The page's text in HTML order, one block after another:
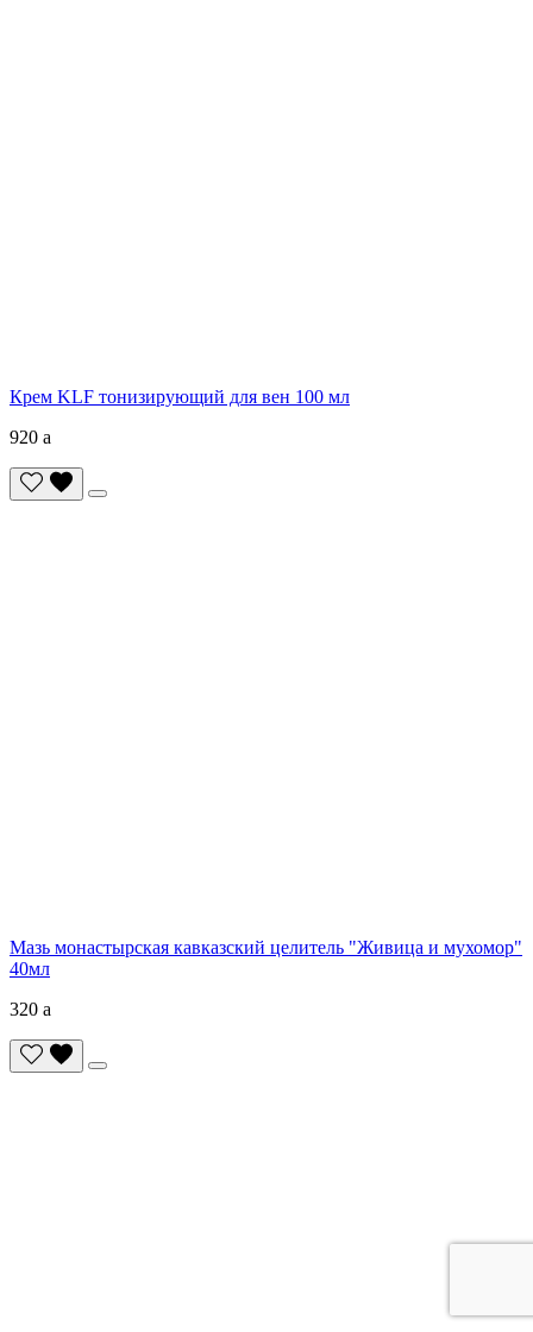
Крем KLF тонизирующий для вен 100 мл
920 a
Мазь монастырская кавказский целитель "Живица и мухомор"
40мл
320 a